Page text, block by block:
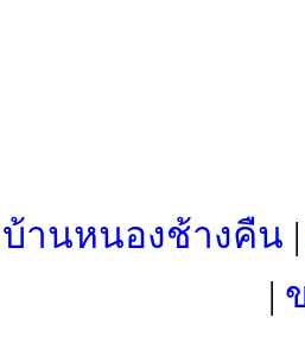
บ้านหนองช้างคืน |
|